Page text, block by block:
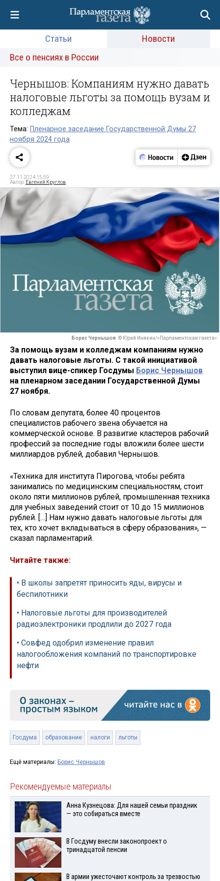
Статьи
Новости
Все о пенсиях в России
Чернышов: Компаниям нужно давать
налоговые льготы за помощь вузам и
колледжам
Тема: Пленарное заседание Государственной Думы 27
ноября 2024 года
27.11.2024 15:59
Автор: Евгений Круглов
Борис Чернышов © Юрий Инякин/«Парламентская газета»
За помощь вузам и колледжам компаниям нужно
давать налоговые льготы. С такой инициативой
выступил вице-спикер Госдумы Борис Чернышов
на пленарном заседании Государственной Думы
27 ноября.
По словам депутата, более 40 процентов
специалистов рабочего звена обучается на
коммерческой основе. В развитие кластеров рабочий
профессий за последние годы вложили более шести
миллиардов рублей, добавил Чернышов.
«Техника для института Пирогова, чтобы ребята
занимались по медицинским специальностям, стоит
около пяти миллионов рублей, промышленная техника
для учебных заведений стоит от 10 до 15 миллионов
рублей. […] Нам нужно давать налоговые льготы для
тех, кто хочет вкладываться в сферу образования», —
сказал парламентарий.
Читайте также:
• В школы запретят приносить яды, вирусы и
беспилотники
• Налоговые льготы для производителей
радиоэлектроники продлили до 2027 года
• Совфед одобрил изменение правил
налогообложения компаний по транспортировке
нефти
Госдума образование налоги льготы
Ещё материалы: Борис Чернышов
Рекомендуемые материалы
Анна Кузнецова: Для нашей семьи праздник
— это собираться вместе
В Госдуму внесли законопроект о
тринадцатой пенсии
В армии ужесточают контроль за трезвостью